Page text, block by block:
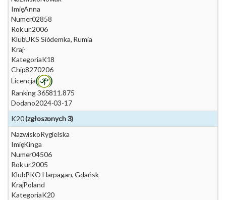
ImięAnna
Numer02858
Rok ur.2006
KlubUKS Siódemka, Rumia
Kraj-
KategoriaK18
Chip8270206
Licencja
Ranking 365811.875
Dodano2024-03-17
K20(zgłoszonych 3)
NazwiskoRygielska
ImięKinga
Numer04506
Rok ur.2005
KlubPKO Harpagan, Gdańsk
KrajPoland
KategoriaK20